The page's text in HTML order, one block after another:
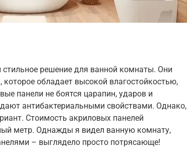
решение для ванной комнаты. Они
которое обладает высокой влагостойкостью,
панели не боятся царапин, ударов и
антибактериальными свойствами. Однако,
Стоимость акриловых панелей
метр. Однажды я видел ванную комнату,
– выглядело просто потрясающе!